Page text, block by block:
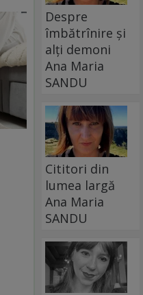
Despre
îmbătrînire și
alți demoni
Ana Maria
SANDU
Cititori din
lumea largă
Ana Maria
SANDU